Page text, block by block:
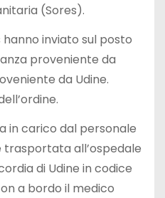
(Sores).
inviato sul posto
proveniente da
da Udine.
in carico dal personale
all’ospedale
di Udine in codice
a bordo il medico